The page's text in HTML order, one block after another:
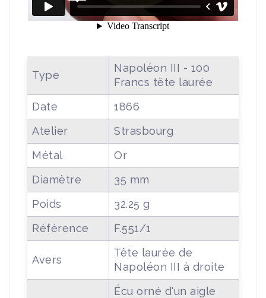
Type
Napoléon III - 100
Francs tête laurée
Date
1866
Atelier
Strasbourg
Métal
Or
Diamètre
35 mm
Poids
32.25 g
Référence
F.551/1
Avers
Tête laurée de
Napoléon III à droite
Écu orné d'un aigle